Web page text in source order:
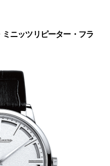
ミニッツリピーター・フラ